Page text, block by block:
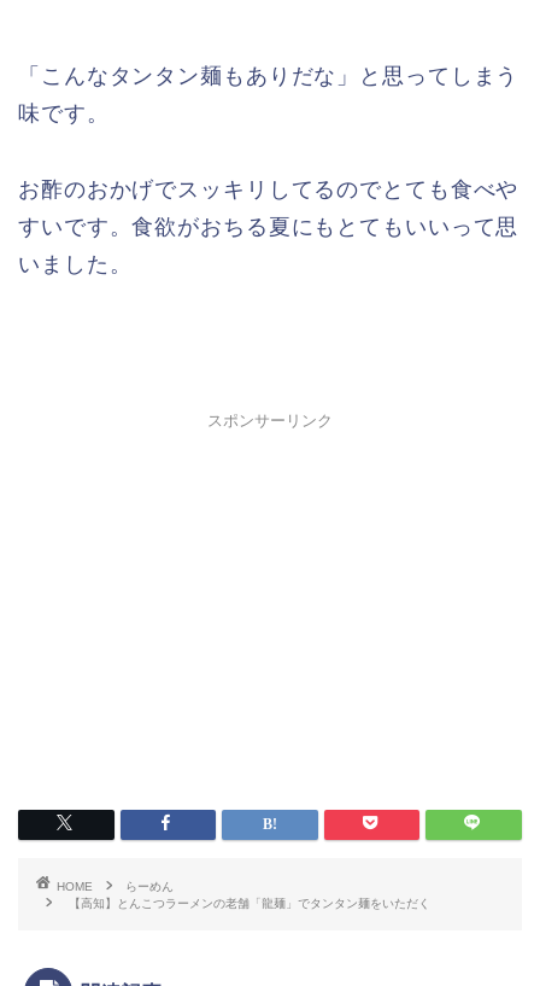
「こんなタンタン麺もありだな」と思ってしまう
味です。
お酢のおかげでスッキリしてるのでとても食べや
すいです。食欲がおちる夏にもとてもいいって思
いました。
スポンサーリンク
HOME
らーめん
【高知】とんこつラーメンの老舗「龍麺」でタンタン麺をいただく